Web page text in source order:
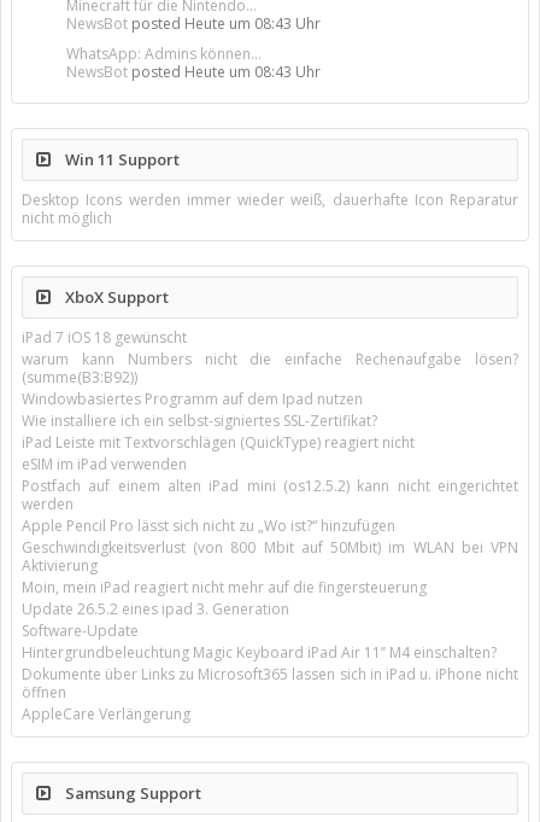
Minecraft für die Nintendo...
NewsBot posted Heute um 08:43 Uhr
WhatsApp: Admins können...
NewsBot posted Heute um 08:43 Uhr
Win 11 Support
Desktop Icons werden immer wieder weiß, dauerhafte Icon Reparatur
nicht möglich
XboX Support
iPad 7 iOS 18 gewünscht
warum kann Numbers nicht die einfache Rechenaufgabe lösen?
(summe(B3:B92))
Windowbasiertes Programm auf dem Ipad nutzen
Wie installiere ich ein selbst-signiertes SSL-Zertifikat?
iPad Leiste mit Textvorschlägen (QuickType) reagiert nicht
eSIM im iPad verwenden
Postfach auf einem alten iPad mini (os12.5.2) kann nicht eingerichtet
werden
Apple Pencil Pro lässt sich nicht zu „Wo ist?“ hinzufügen
Geschwindigkeitsverlust (von 800 Mbit auf 50Mbit) im WLAN bei VPN
Aktivierung
Moin, mein iPad reagiert nicht mehr auf die fingersteuerung
Update 26.5.2 eines ipad 3. Generation
Software-Update
Hintergrundbeleuchtung Magic Keyboard iPad Air 11’’ M4 einschalten?
Dokumente über Links zu Microsoft365 lassen sich in iPad u. iPhone nicht
öffnen
AppleCare Verlängerung
Samsung Support